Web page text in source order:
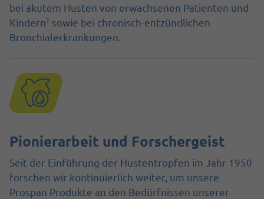
bei akutem Husten von erwachsenen Patienten und
Kindern2 sowie bei chronisch-entzündlichen
Bronchialerkrankungen.
Pionierarbeit und Forschergeist
Seit der Einführung der Hustentropfen im Jahr 1950
forschen wir kontinuierlich weiter, um unsere
Prospan Produkte an den Bedürfnissen unserer